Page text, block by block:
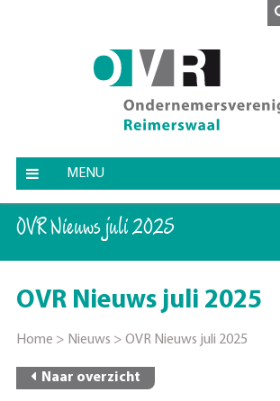
MENU
OVR Nieuws juli 2025
OVR Nieuws juli 2025
Home > Nieuws > OVR Nieuws juli 2025
Naar overzicht